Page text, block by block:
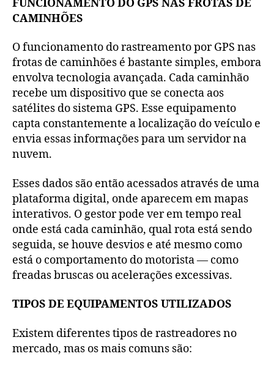
FUNCIONAMENTO DO GPS NAS FROTAS DE
CAMINHÕES
O funcionamento do rastreamento por GPS nas
frotas de caminhões é bastante simples, embora
envolva tecnologia avançada. Cada caminhão
recebe um dispositivo que se conecta aos
satélites do sistema GPS. Esse equipamento
capta constantemente a localização do veículo e
envia essas informações para um servidor na
nuvem.
Esses dados são então acessados através de uma
plataforma digital, onde aparecem em mapas
interativos. O gestor pode ver em tempo real
onde está cada caminhão, qual rota está sendo
seguida, se houve desvios e até mesmo como
está o comportamento do motorista — como
freadas bruscas ou acelerações excessivas.
TIPOS DE EQUIPAMENTOS UTILIZADOS
Existem diferentes tipos de rastreadores no
mercado, mas os mais comuns são: